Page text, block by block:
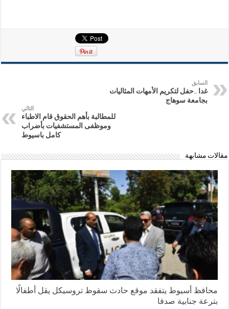
السابق
غدا ..حفل لتكريم الأمهات المثاليات
بجامعة سوهاج
التالي
للمطالبة بأهم الحقوق قام الاطباء
وموظفى المستشفيات بأضراب
كامل باسيوط
مقالات مشابهة
محافظ أسيوط يتفقد موقع حادث سقوط تروسيكل يقل أطفالًا
بترعة جنابية صدفا